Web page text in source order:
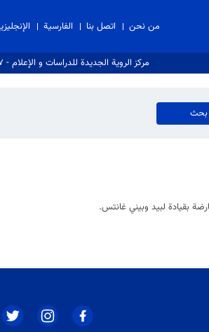
من نحن اتصل بنا الفارسية
مركز الروية الجدیدة للدراسات و الإعلام - ۲۰۲۶/۰۸/۰۷